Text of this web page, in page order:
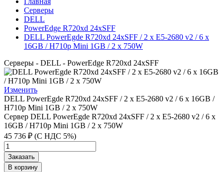
Серверы
DELL
PowerEdge R720xd 24xSFF
DELL PowerEgde R720xd 24xSFF / 2 x E5-2680 v2 / 6 x
16GB / H710p Mini 1GB / 2 x 750W
Серверы - DELL - PowerEdge R720xd 24xSFF
Изменить
DELL PowerEgde R720xd 24xSFF / 2 x E5-2680 v2 / 6 x 16GB /
H710p Mini 1GB / 2 x 750W
Сервер DELL PowerEgde R720xd 24xSFF / 2 x E5-2680 v2 / 6 x
16GB / H710p Mini 1GB / 2 x 750W
45 736 ₽ (С НДС 5%)
Заказать
В корзину